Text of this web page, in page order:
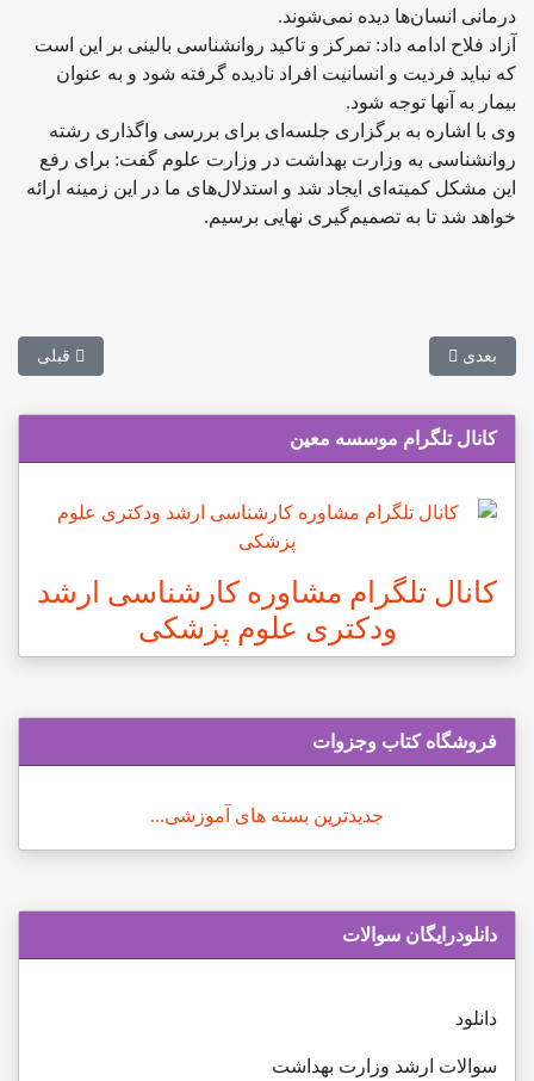
درمانی انسان‌ها دیده نمی‌شوند.
آزاد فلاح ادامه داد: تمرکز و تاکید روانشناسی بالینی بر این است
که نباید فردیت و انسانیت افراد نادیده گرفته شود و به عنوان
بیمار به آنها توجه شود.
وی با اشاره به برگزاری جلسه‌ای برای بررسی واگذاری رشته
روانشناسی به وزارت بهداشت در وزارت علوم گفت: برای رفع
این مشکل کمیته‌ای ایجاد شد و استدلال‌های ما در این زمینه ارائه
خواهد شد تا به تصمیم‌گیری نهایی برسیم.
مطلب قبلی:
قبلی
مطلب بعدی: راه‌اندازی دانشکده سلامت و دین در دانشگاه علوم پزشکی
بعدی
کانال تلگرام موسسه معین
کانال تلگرام مشاوره کارشناسی ارشد
ودکتری علوم پزشکی
فروشگاه کتاب وجزوات
جدیدترین بسته های آموزشی...
دانلودرایگان سوالات
دانلود
سوالات ارشد وزارت بهداشت